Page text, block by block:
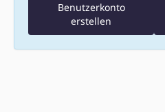
Benutzerkonto
erstellen